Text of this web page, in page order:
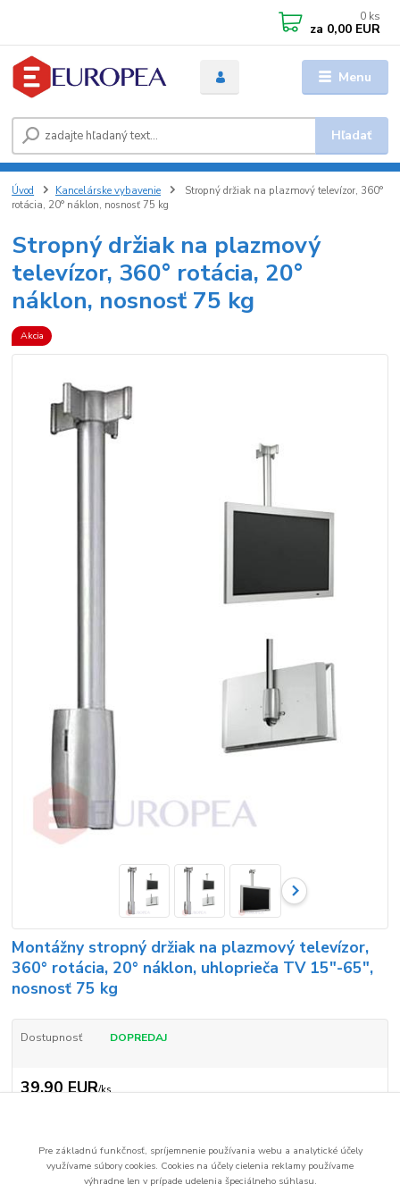
Menu
Hľadať
0 ks
za 0,00 EUR
Úvod Kancelárske vybavenie
Stropný držiak na plazmový televízor, 360°
rotácia, 20° náklon, nosnosť 75 kg
Stropný držiak na plazmový
televízor, 360° rotácia, 20°
náklon, nosnosť 75 kg
Akcia
Montážny stropný držiak na plazmový televízor,
360° rotácia, 20° náklon, uhloprieča TV 15"-65",
nosnosť 75 kg
Dostupnosť DOPREDAJ
39,90 EUR/ks
KT009
Pre základnú funkčnosť, spríjemnenie používania webu a analytické účely
využívame súbory cookies. Cookies na účely cielenia reklamy používame
výhradne len v prípade udelenia špeciálneho súhlasu.